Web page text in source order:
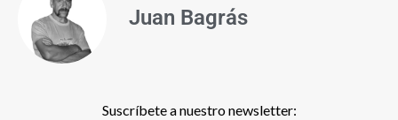
Juan Bagrás
Suscríbete a nuestro newsletter: